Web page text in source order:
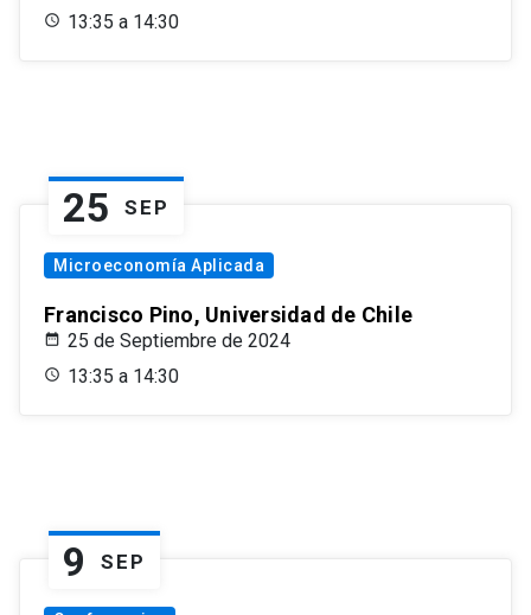
13:35 a 14:30
25 SEP
Microeconomía Aplicada
Francisco Pino, Universidad de Chile
25 de Septiembre de 2024
13:35 a 14:30
9 SEP